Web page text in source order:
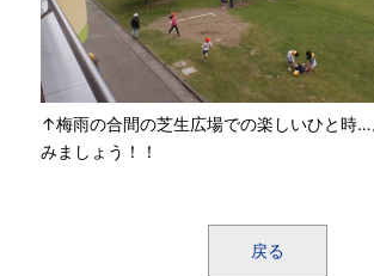
↑梅雨の合間の芝生広場での楽しいひと時…
みましょう！！
戻る